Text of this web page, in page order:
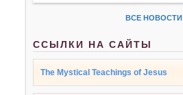
ВСЕ НОВОСТИ
ССЫЛКИ НА САЙТЫ
The Mystical Teachings of Jesus